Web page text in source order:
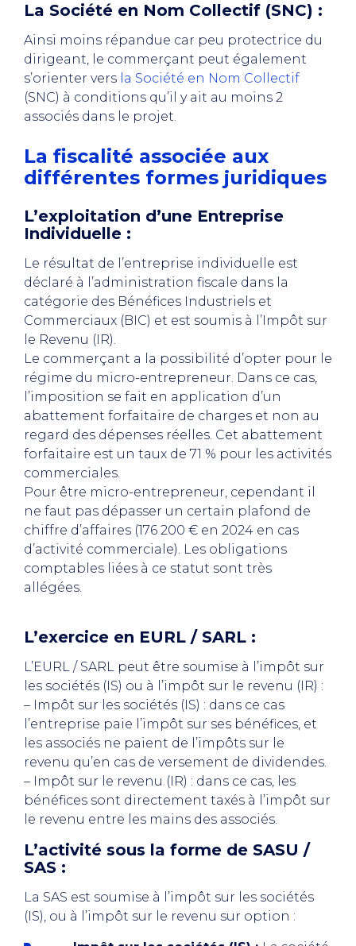
La Société en Nom Collectif (SNC) :
Ainsi moins répandue car peu protectrice du
dirigeant, le commerçant peut également
s’orienter vers la Société en Nom Collectif
(SNC) à conditions qu’il y ait au moins 2
associés dans le projet.
La fiscalité associée aux
différentes formes juridiques
L’exploitation d’une Entreprise
Individuelle :
Le résultat de l’entreprise individuelle est
déclaré à l’administration fiscale dans la
catégorie des Bénéfices Industriels et
Commerciaux (BIC) et est soumis à l’Impôt sur
le Revenu (IR).
Le commerçant a la possibilité d’opter pour le
régime du micro-entrepreneur. Dans ce cas,
l’imposition se fait en application d’un
abattement forfaitaire de charges et non au
regard des dépenses réelles. Cet abattement
forfaitaire est un taux de 71 % pour les activités
commerciales.
Pour être micro-entrepreneur, cependant il
ne faut pas dépasser un certain plafond de
chiffre d’affaires (176 200 € en 2024 en cas
d’activité commerciale). Les obligations
comptables liées à ce statut sont très
allégées.
L’exercice en EURL / SARL :
L’EURL / SARL peut être soumise à l’impôt sur
les sociétés (IS) ou à l’impôt sur le revenu (IR) :
– Impôt sur les sociétés (IS) : dans ce cas
l’entreprise paie l’impôt sur ses bénéfices, et
les associés ne paient de l’impôts sur le
revenu qu’en cas de versement de dividendes.
– Impôt sur le revenu (IR) : dans ce cas, les
bénéfices sont directement taxés à l’impôt sur
le revenu entre les mains des associés.
L’activité sous la forme de SASU /
SAS :
La SAS est soumise à l’impôt sur les sociétés
(IS), ou à l’impôt sur le revenu sur option :